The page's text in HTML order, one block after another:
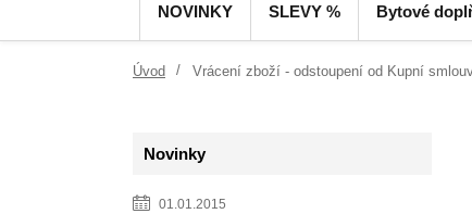
NOVINKY SLEVY % Bytové
Úvod Vrácení zboží - odstoupení od Kupní
Novinky
01.01.2015